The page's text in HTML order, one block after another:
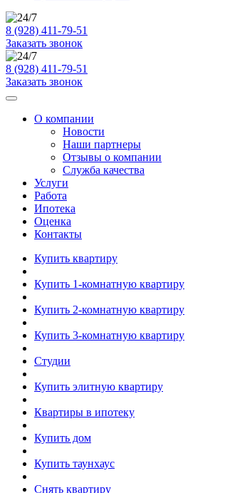
8 (928) 411-79-51
Заказать звонок
8 (928) 411-79-51
Заказать звонок
О компании
Новости
Наши партнеры
Отзывы о компании
Служба качества
Услуги
Работа
Ипотека
Оценка
Контакты
Купить квартиру
Купить 1-комнатную квартиру
Купить 2-комнатную квартиру
Купить 3-комнатную квартиру
Студии
Купить элитную квартиру
Квартиры в ипотеку
Купить дом
Купить таунхаус
Снять квартиру